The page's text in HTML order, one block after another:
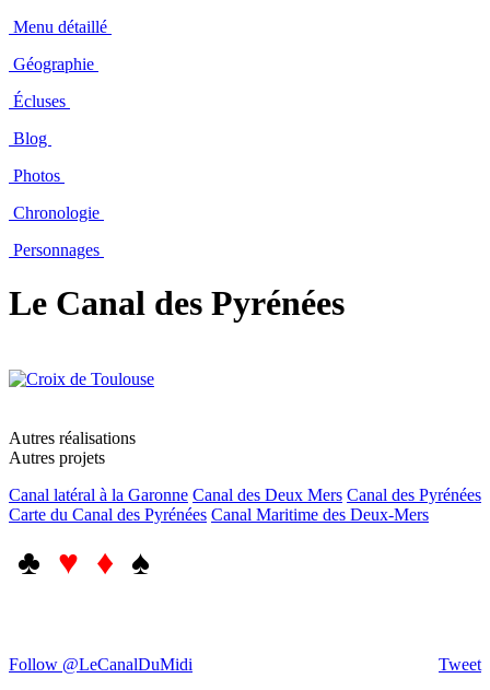
Menu détaillé
Géographie
Écluses
Blog
Photos
Chronologie
Personnages
Le Canal des Pyrénées
Autres réalisations
Autres projets
Canal latéral à la Garonne Canal des Deux Mers Canal des Pyrénées
Carte du Canal des Pyrénées Canal Maritime des Deux-Mers
♣ ♥ ♦ ♠
Tweet
Follow @LeCanalDuMidi